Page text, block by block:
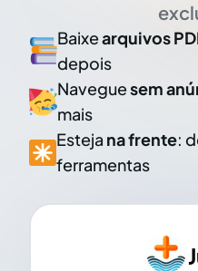
Baixearquivos
depois
Naveguesem
mais
Esteja na frente:
ferramentas